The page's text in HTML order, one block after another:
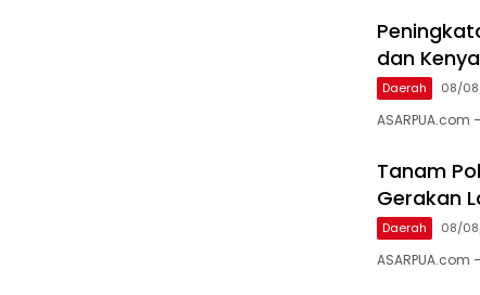
dan
Daerah 08/
Tanam
Gerakan
Daerah 08/
ASARPUA.com